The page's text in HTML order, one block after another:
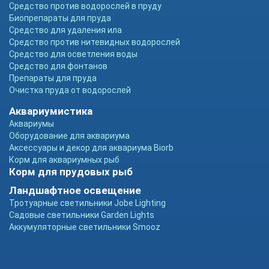
Средство против водорослей в пруду
Биопрепараты для пруда
Средство для удаления ила
Средство против нитевидных водорослей
Средство для осветления воды
Средство для фонтанов
Препараты для пруда
Очистка пруда от водорослей
Аквариумистика
Аквариумы
Оборудование для аквариума
Аксессуары и декор для аквариума Biorb
Корм для аквариумных рыб
Корм для прудовых рыб
Ландшафтное освещение
Тротуарные светильники Jobe Lighting
Садовые светильники Garden Lights
Аккумуляторные светильники Smooz